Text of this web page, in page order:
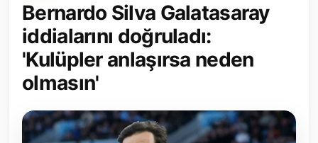
Yerel Yönetimler
Mülki İdare
Toplum ve Yaşam
Sivil Toplum Kuruluşları
Bernardo Silva Galatasaray
iddialarını doğruladı:
'Kulüpler anlaşırsa neden
olmasın'